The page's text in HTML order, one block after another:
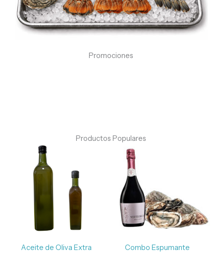
Promociones
Productos Populares
Aceite de Oliva Extra
desde
S/ 60.00
hasta
Combo Espumante